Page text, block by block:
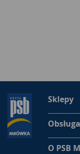
Sklepy
O PSB